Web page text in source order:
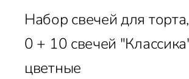
Набор свечей для
0 + 10 свечей
цветные